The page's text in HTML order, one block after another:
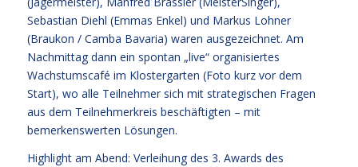
Sebastian Diehl (Emmas Enkel) und Markus Lohner
(Braukon / Camba Bavaria) waren ausgezeichnet. Am
Nachmittag dann ein spontan „live“ organisiertes
Wachstumscafé im Klostergarten (Foto kurz vor dem
Start), wo alle Teilnehmer sich mit strategischen Fragen
aus dem Teilnehmerkreis beschäftigten – mit
bemerkenswerten Lösungen.
Highlight am Abend: Verleihung des 3. Awards des